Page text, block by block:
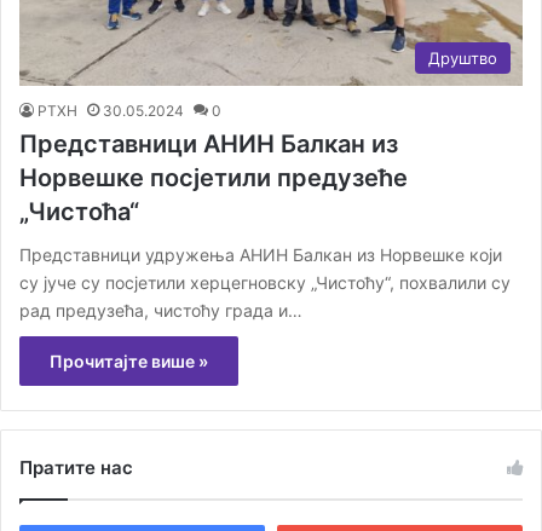
Друштво
РТХН 30.05.2024 0
Представници АНИН Балкан из
Норвешке посјетили предузеће
„Чистоћа“
Представници удружења АНИН Балкан из Норвешке који
су јуче су посјетили херцегновску „Чистоћу“, похвалили су
рад предузећа, чистоћу града и…
Прочитајте више »
Пратите нас